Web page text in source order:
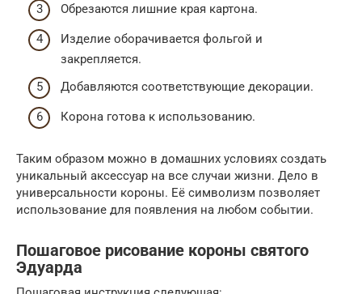
Обрезаются лишние края картона.
Изделие оборачивается фольгой и
закрепляется.
Добавляются соответствующие декорации.
Корона готова к использованию.
Таким образом можно в домашних условиях создать
уникальный аксессуар на все случаи жизни. Дело в
универсальности короны. Её символизм позволяет
использование для появления на любом событии.
Пошаговое рисование короны святого
Эдуарда